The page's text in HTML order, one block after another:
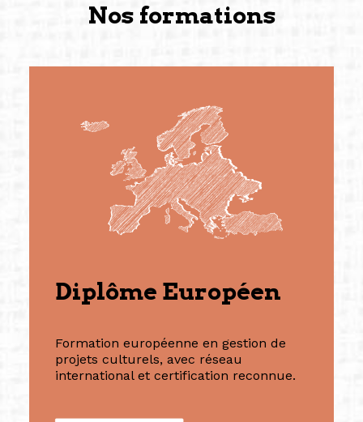
Nos formations
Diplôme Européen
Formation européenne en gestion de
projets culturels, avec réseau
international et certification reconnue.